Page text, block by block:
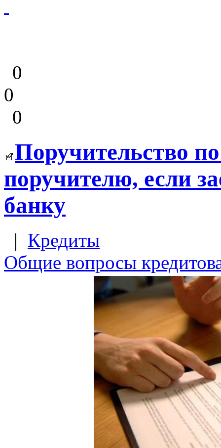
0
0
0
Поручительство
поручителю, если
банку
| Кредиты
Общие вопросы